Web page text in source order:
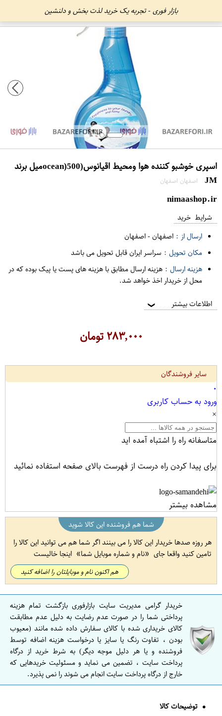
بازار فوری - تجربه یک خرید لذت بخش و دلنشین
اسپری خوشبو کننده هوا ومحیط اقیانوس(ocean)500میل برند
JM
اصفهان اصفهان
nimaashop.ir
شرایط خرید
ارسال از : اصفهان-اصفهان
مکان تحویل : سراسر ایران قابل تحویل می باشد
هزینه ارسال : هزینه ارسال مطابق با هزینه های پست یا پیک بوده که در
محل از خریدار اخذ خواهد شد.
اطلاعات بیشتر ❯
۲۸۳,۰۰۰تومان
سایر فروشندگان
۰
ورود به حساب کاربری
×
متاسفانه راه را اشتباه آمده اید
برای پیدا کردن راه درست از فهرست بالای صفحه استفاده نمائید
مشاهده بیشتر
شما هم فروشنده این کالا شوید
هر روزه صدها خریدار این کالا را می بینند اگر شما هم می توانید این کالا را
تامین کنید واقعا جای
نام و شماره موبایل شما اینجا خالیست
هم اکنون نام و موبایلتان را اضافه کنید
خریدار گرامی مدیریت سایت بازارفوری بازگشت تمام هزینه
پرداختی شما را در صورت عدم رضایت به دلیل عدم مطابقت
کالای خریداری شده با کالای سفارش داده شده مانند (معیوب
بودن ، تفاوت رنگ یا سایز یا درخواست هزینه اضافه توسط
فروشنده و یا هر دلیل موجه دیگر) به شرط خرید از درگاه
پرداخت سایت ، تضمین می نماید و مسئولیت خریدهایی که
خارج از درگاه پرداخت سایت انجام می شوند را نمی پذیرد.
توضیحات کالا